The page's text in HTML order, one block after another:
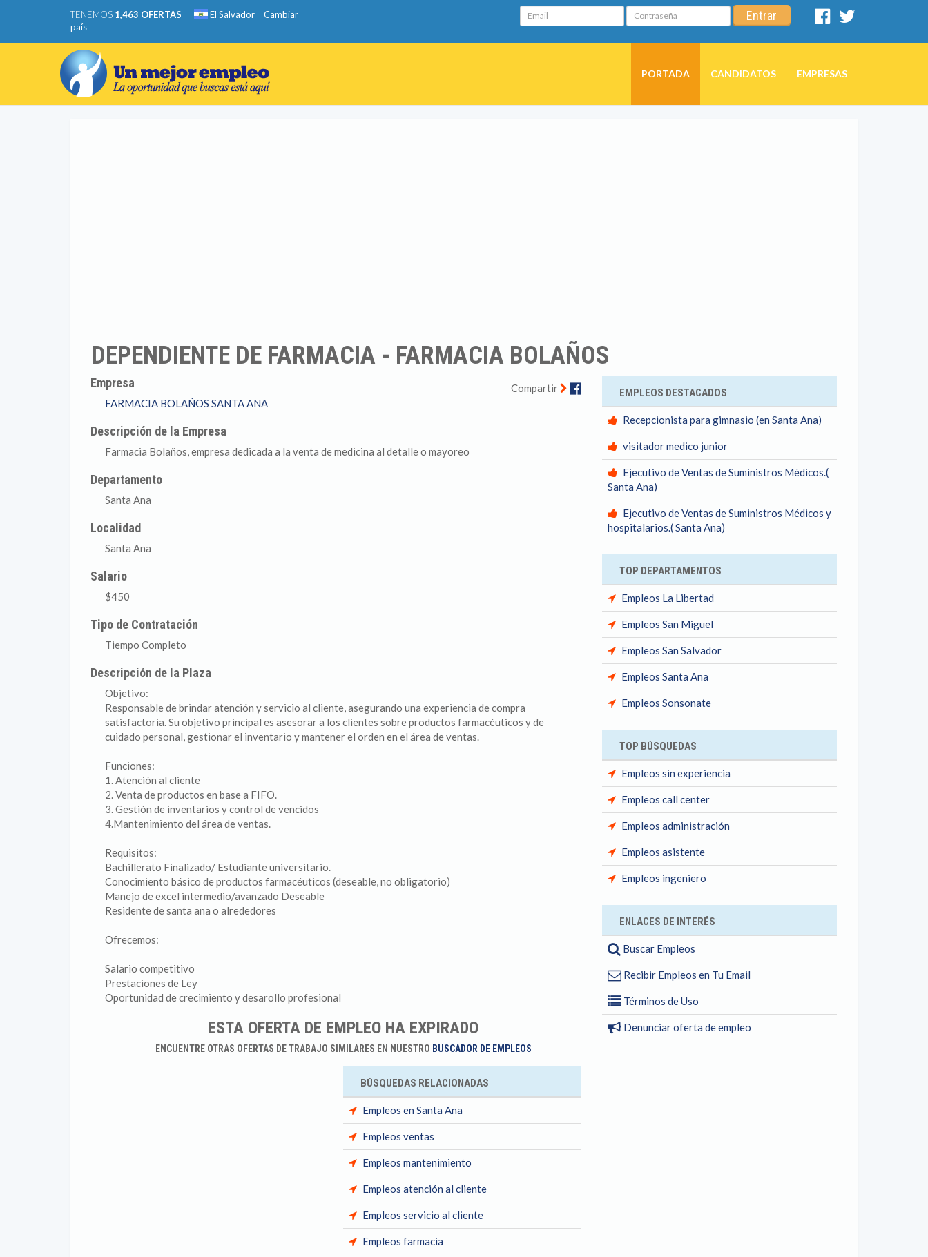
TENEMOS 1,463 OFERTAS El Salvador
Cambiar
país
Email Contraseña Entrar
Facebook
PORTADA CANDIDATOS EMPRESAS
DEPENDIENTE DE FARMACIA - FARMACIA BOLAÑOS
Compartir Facebook
Empresa
FARMACIA BOLAÑOS SANTA ANA
Descripción de la Empresa
Farmacia Bolaños, empresa dedicada a la venta de medicina al detalle o mayoreo
Departamento
Santa Ana
Localidad
Santa Ana
Salario
$450
Tipo de Contratación
Tiempo Completo
Descripción de la Plaza
Objetivo:
Responsable de brindar atención y servicio al cliente, asegurando una experiencia de compra
satisfactoria. Su objetivo principal es asesorar a los clientes sobre productos farmacéuticos y de
cuidado personal, gestionar el inventario y mantener el orden en el área de ventas.
Funciones:
1. Atención al cliente
2. Venta de productos en base a FIFO.
3. Gestión de inventarios y control de vencidos
4.Mantenimiento del área de ventas.
Requisitos:
Bachillerato Finalizado/ Estudiante universitario.
Conocimiento básico de productos farmacéuticos (deseable, no obligatorio)
Manejo de excel intermedio/avanzado Deseable
Residente de santa ana o alrededores
Ofrecemos:
Salario competitivo
Prestaciones de Ley
Oportunidad de crecimiento y desarollo profesional
ESTA OFERTA DE EMPLEO HA EXPIRADO
ENCUENTRE OTRAS OFERTAS DE TRABAJO SIMILARES EN NUESTRO BUSCADOR DE EMPLEOS
BÚSQUEDAS RELACIONADAS
Empleos en Santa Ana
Empleos ventas
Empleos mantenimiento
Empleos atención al cliente
Empleos servicio al cliente
Empleos farmacia
EMPLEOS DESTACADOS
Recepcionista para gimnasio (en Santa Ana)
visitador medico junior
Ejecutivo de Ventas de Suministros Médicos.(
Santa Ana)
Ejecutivo de Ventas de Suministros Médicos y
hospitalarios.( Santa Ana)
TOP DEPARTAMENTOS
Empleos La Libertad
Empleos San Miguel
Empleos San Salvador
Empleos Santa Ana
Empleos Sonsonate
TOP BÚSQUEDAS
Empleos sin experiencia
Empleos call center
Empleos administración
Empleos asistente
Empleos ingeniero
ENLACES DE INTERÉS
Buscar Empleos
Recibir Empleos en Tu Email
Términos de Uso
Denunciar oferta de empleo